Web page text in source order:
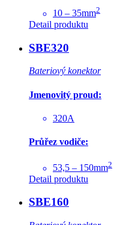
10 – 35mm2
Detail produktu
SBE320
Bateriový konektor
Jmenovitý proud:
320A
Průřez vodiče:
53,5 – 150mm2
Detail produktu
SBE160